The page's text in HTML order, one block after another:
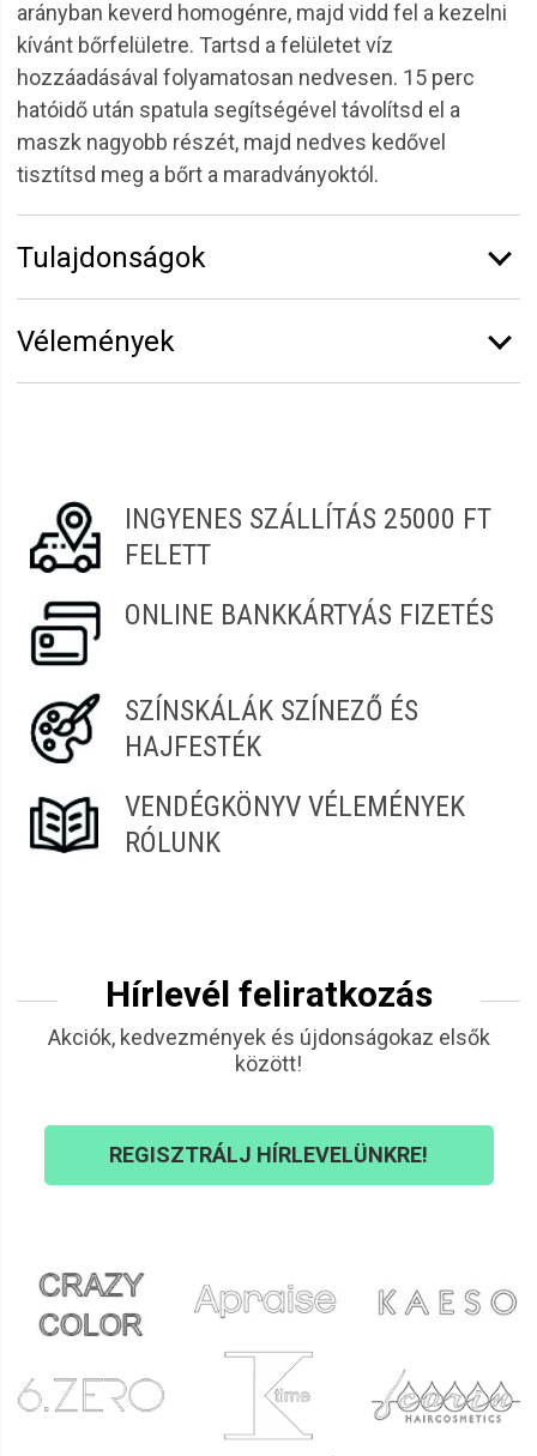
arányban keverd homogénre, majd vidd fel a kezelni
kívánt bőrfelületre. Tartsd a felületet víz
hozzáadásával folyamatosan nedvesen. 15 perc
hatóidő után spatula segítségével távolítsd el a
maszk nagyobb részét, majd nedves kedővel
tisztítsd meg a bőrt a maradványoktól.
Tulajdonságok
Kiszerelés:
Funkció:
Arcmaszkok
Vélemények
INGYENES SZÁLLÍTÁS 25000 FT
FELETT
ONLINE BANKKÁRTYÁS FIZETÉS
SZÍNSKÁLÁK SZÍNEZŐ ÉS
HAJFESTÉK
VENDÉGKÖNYV VÉLEMÉNYEK
RÓLUNK
Hírlevél feliratkozás
Akciók, kedvezmények és újdonságokaz elsők
között!
REGISZTRÁLJ HÍRLEVELÜNKRE!